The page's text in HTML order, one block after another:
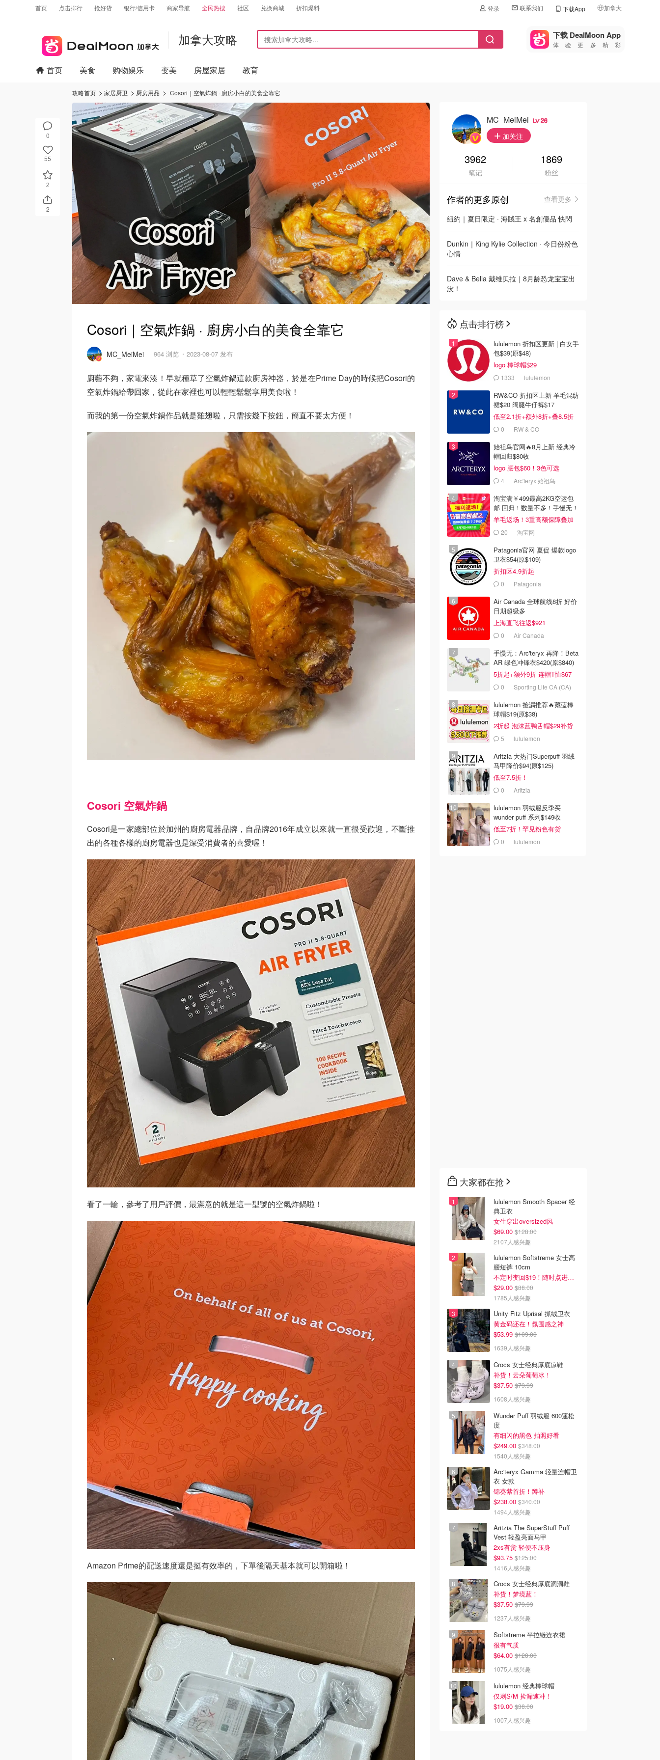
首页 点击排行 抢好货 银行/信用卡 商家导航 全民热搜 社区 兑换商城 折扣爆料 登录 联系我们 下载App 加拿大
🇺🇸
美国
🇨🇳中国
🇮🇹
🇦🇺
🇳🇿新西兰
加拿大攻略 下载 DealMoon App
体验更多精彩
0
55
2
2
首页 美食 购物娱乐 变美 房屋家居 教育
攻略首页 家居厨卫 厨房用品 Cosori｜空氣炸鍋 · 廚房小白的美食全靠它
Cosori｜空氣炸鍋 · 廚房小白的美食全靠它
MC_MeiMei 964 浏览 2023-08-07 发布
廚藝不夠，家電來湊！早就種草了空氣炸鍋這款廚房神器，於是在Prime Day的時候把Cosori的
空氣炸鍋給帶回家，從此在家裡也可以輕輕鬆鬆享用美食啦！
而我的第一份空氣炸鍋作品就是雞翅啦，只需按幾下按鈕，簡直不要太方便！
Cosori 空氣炸鍋
Cosori是一家總部位於加州的廚房電器品牌，自品牌2016年成立以來就一直很受歡迎，不斷推
出的各種各樣的廚房電器也是深受消費者的喜愛喔！
看了一輪，參考了用戶評價，最滿意的就是這一型號的空氣炸鍋啦！
Amazon Prime的配送速度還是挺有效率的，下單後隔天基本就可以開箱啦！
MC_MeiMei 26
加关注
3962
笔记
1869
粉丝
作者的更多原创
查看更多
紐約｜夏日限定 · 海賊王 x 名創優品 快閃
Dunkin｜King Kylie Collection · 今日份粉色
心情
Dave & Bella 戴维贝拉｜8月龄恐龙宝宝出
没！
点击排行榜
lululemon 折扣区更新 | 白女手
包$39(原$48)
logo 棒球帽$29
1333 lululemon
RW&CO 折扣区上新 羊毛混纺
裙$20 阔腿牛仔裤$17
低至2.1折+额外8折+叠8.5折
0 RW & CO
始祖鸟官网🔥8月上新 经典冷
帽回归$80收
logo 腰包$60！3色可选
4 Arc'teryx 始祖鸟
淘宝满￥499最高2KG空运包
邮 回归！数量不多！手慢无！
羊毛返场！3重高额保障叠加
20 淘宝网
Patagonia官网 夏促 爆款logo
卫衣$54(原$109)
折扣区4.9折起
0 Patagonia
Air Canada 全球航线8折 好价
日期超级多
上海直飞往返$921
0 Air Canada
手慢无：Arc'teryx 再降！Beta
AR 绿色冲锋衣$420(原$840)
5折起+额外9折 连帽T恤$67
0 Sporting Life CA (CA)
lululemon 捡漏推荐🔥藏蓝棒
球帽$19(原$38)
2折起 泡沫蓝鸭舌帽$29补货
5 lululemon
Aritzia 大热门Superpuff 羽绒
马甲降价$94(原$125)
低至7.5折！
0 Aritzia
lululemon 羽绒服反季买
wunder puff 系列$149收
低至7折！罕见粉色有货
0 lululemon
大家都在抢
lululemon Smooth Spacer 经
典卫衣
女生穿出oversized风
$69.00 $128.00
2107人感兴趣
lululemon Softstreme 女士高
腰短裤 10cm
不定时变回$19！随时点进来看
$29.00 $88.00
1785人感兴趣
Unity Fitz Uprisal 抓绒卫衣
黄金码还在！氛围感之神
$53.99 $109.00
1639人感兴趣
Crocs 女士经典厚底凉鞋
补货！云朵葡萄冰！
$37.50 $79.99
1608人感兴趣
Wunder Puff 羽绒服 600蓬松
度
有细闪的黑色 拍照好看
$249.00 $348.00
1540人感兴趣
Arc'teryx Gamma 轻量连帽卫
衣 女款
锦葵紫首折！蹲补
$238.00 $340.00
1494人感兴趣
Aritzia The SuperStuff Puff
Vest 轻盈亮面马甲
2xs有货 轻便不压身
$93.75 $125.00
1416人感兴趣
Crocs 女士经典厚底洞洞鞋
补货！梦境蓝！
$37.50 $79.99
1237人感兴趣
Softstreme 半拉链连衣裙
很有气质
$64.00 $128.00
1075人感兴趣
lululemon 经典棒球帽
仅剩S/M 捡漏速冲！
$19.00 $38.00
1007人感兴趣